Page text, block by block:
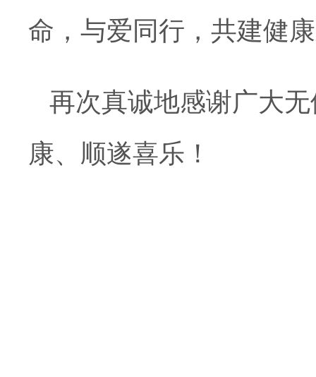
命，与爱同行，共建健
再次真诚地感谢广大
康、顺遂喜乐！